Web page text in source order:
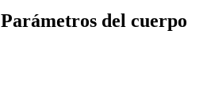
Parámetros del cuerpo